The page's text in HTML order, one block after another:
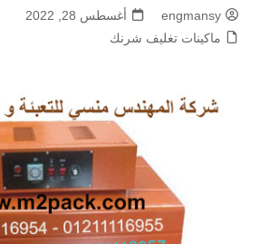
engmansy
أغسطس 28, 2022
ماكينات تغليف شرنك